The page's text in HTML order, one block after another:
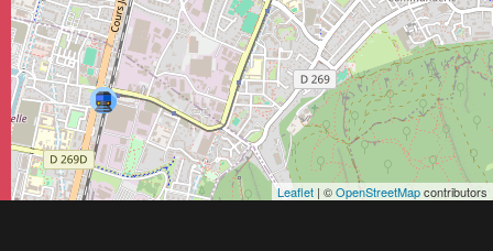
Leaflet | ©OpenStreetMapcontributors